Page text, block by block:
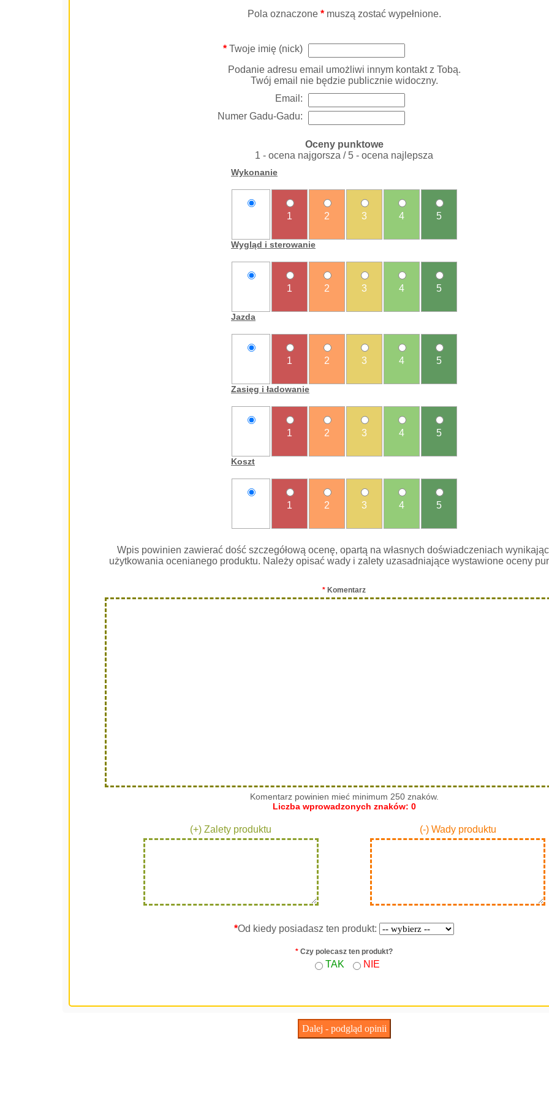
Pola oznaczone *muszą zostać wypełnione.
*Twoje imię (nick)
Podanie adresu email umożliwi innym kontakt z Tobą.
Twój email nie będzie publicznie widoczny.
Email:
Numer Gadu-Gadu:
Oceny punktowe
1 - ocena najgorsza / 5 - ocena najlepsza
Wykonanie
1 2 3 4 5
Wygląd i sterowanie
1 2 3 4 5
Jazda
1 2 3 4 5
Zasięg i ładowanie
1 2 3 4 5
Koszt
1 2 3 4 5
Wpis powinien zawierać dość szczegółową ocenę, opartą na własnych doświadczeniach
użytkowania ocenianego produktu. Należy opisać wady i zalety uzasadniające wystawione oceny
* Komentarz
Komentarz powinien mieć minimum 250 znaków.
Liczba wprowadzonych znaków: 0
(+) Zalety produktu (-) Wady produktu
*Od kiedy posiadasz ten produkt:
* Czy polecasz ten produkt?
TAK NIE